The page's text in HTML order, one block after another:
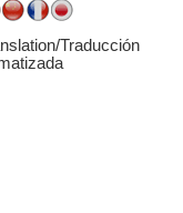
Traducción